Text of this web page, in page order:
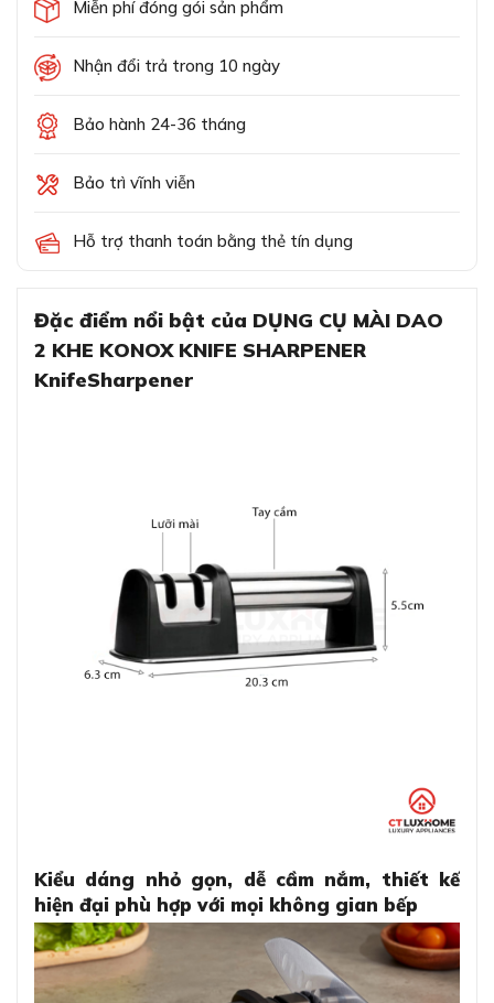
Miễn phí đóng gói sản phẩm
Nhận đổi trả trong 10 ngày
Bảo hành 24-36 tháng
Bảo trì vĩnh viễn
Hỗ trợ thanh toán bằng thẻ tín dụng
Đặc điểm nổi bật của DỤNG CỤ MÀI DAO
2 KHE KONOX KNIFE SHARPENER
KnifeSharpener
Kiểu dáng nhỏ gọn, dễ cầm nắm, thiết kế
hiện đại phù hợp với mọi không gian bếp